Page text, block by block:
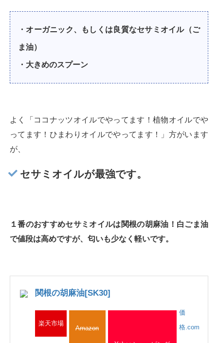
・オーガニック、もしくは良質なセサミオイル（ご
ま油）
・ 大きめのスプーン
よく「ココナッツオイルでやってます！植物オイルでや
ってます！ひまわりオイルでやってます！」方がいます
が、
セサミオイルが最強です。
１番のおすすめセサミオイルは関根の胡麻油！白ごま油
で値段は高めですが、匂いも少なく軽いです。
関根の胡麻油[SK30]
楽天市場
Amazon
価
格.com